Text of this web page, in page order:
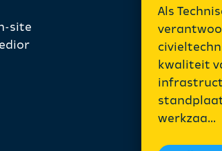
site
Als
kwaliteit
werkzaa...